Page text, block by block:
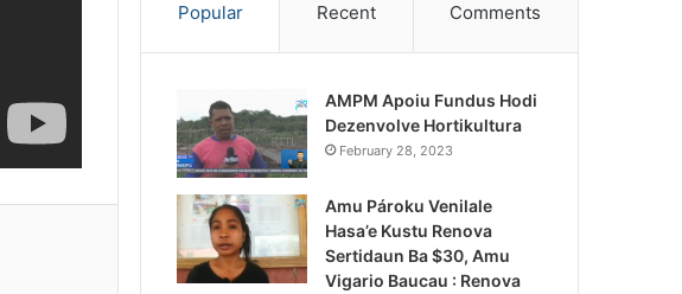
Popular Recent Comments
AMPM Apoiu Fundus Hodi
Dezenvolve Hortikultura
February 28, 2023
Amu Pároku Venilale
Hasa’e Kustu Renova
Sertidaun Ba $30, Amu
Vigario Baucau : Renova